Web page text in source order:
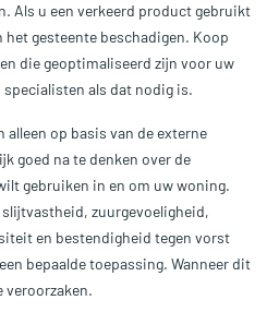
Als u een verkeerd product gebruikt
het gesteente beschadigen. Koop
die geoptimaliseerd zijn voor uw
als dat nodig is.
alleen op basis van de externe
goed na te denken over de
gebruiken in en om uw woning.
zuurgevoeligheid,
en bestendigheid tegen vorst
bepaalde toepassing. Wanneer dit
veroorzaken.